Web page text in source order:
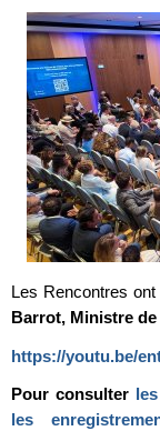
Les Rencontres ont
Barrot, Ministre de
https://youtu.be/
Pour consulter
les